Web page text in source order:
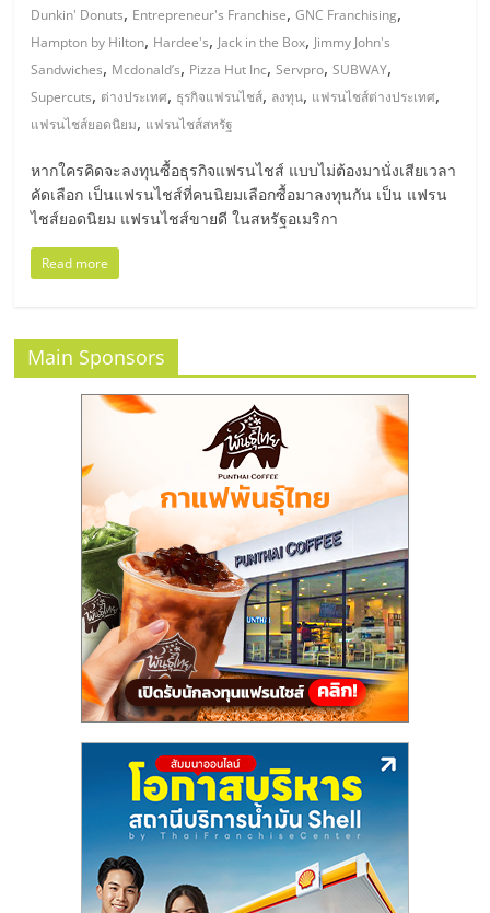
รน
ไชส์
ขาย
แฟ
รน
ไชส์
แฟ
ไชส์
ขาย
หน้า
บ้าน
ลงทุน
น้อย
Dunkin' Donuts, Entrepreneur's Franchise,GNC Franchising,
Hampton by Hilton, Hardee's, Jack in the Box, Jimmy John's
Sandwiches, Mcdonald’s, Pizza Hut Inc,Servpro,SUBWAY,
Supercuts, ต่างประเทศ, ธุรกิจแฟรนไชส์, ลงทุน, แฟรนไชส์ต่างประเทศ,
แฟรนไชส์ยอดนิยม, แฟรนไชส์สหรัฐ
หากใครคิดจะลงทุนซื้อธุรกิจแฟรนไชส์ แบบไม่ต้องมานั่งเสียเวลา
คัดเลือก เป็นแฟรนไชส์ที่คนนิยมเลือกซื้อมาลงทุนกัน เป็น แฟรน
ไชส์ยอดนิยม แฟรนไชส์ขายดี ในสหรัฐอเมริกา
Read more
Main Sponsors